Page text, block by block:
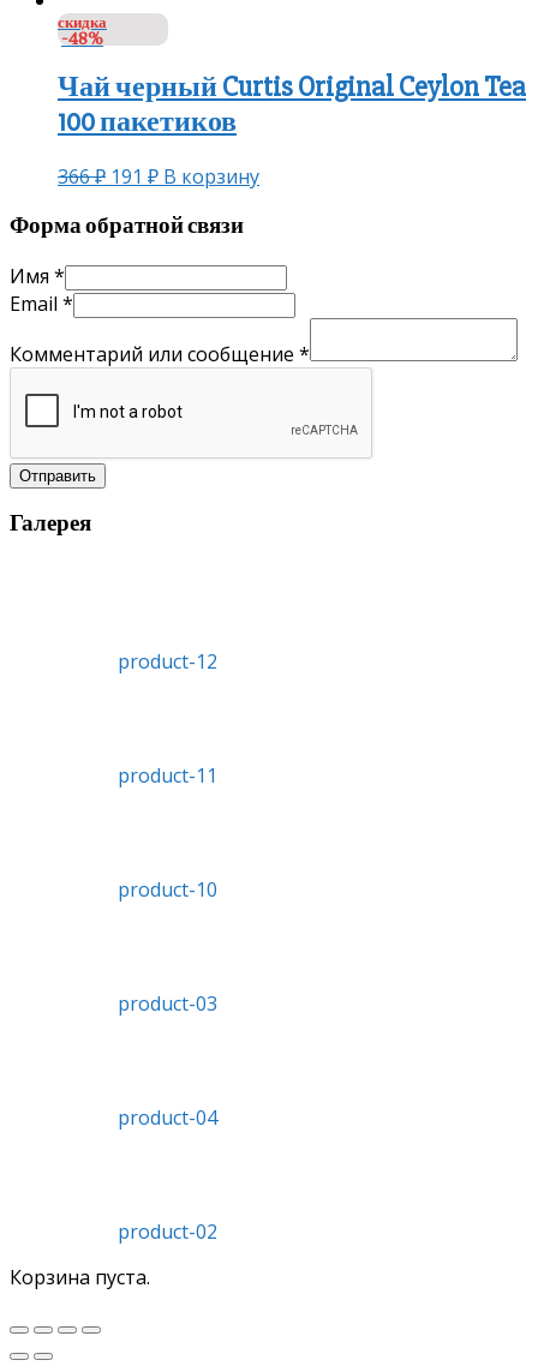
скидка
-48%
Чай черный Curtis Original Ceylon Tea
100 пакетиков
366₽ 191 ₽ В корзину
Форма обратной связи
Имя *
Email *
Комментарий или сообщение *
Отправить
Галерея
product-12
product-11
product-10
product-03
product-04
product-02
Корзина пуста.